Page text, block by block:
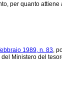
per quanto attiene
1989, n. 83,
Ministero del